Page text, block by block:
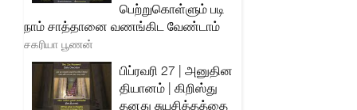
பெற்றுகொள்ளும் படி
நாம் சாத்தானை வணங்கிட வேண்டாம்
சகரியா பூணன்
பிப்ரவரி 27 | அனுதின
தியானம் | கிறிஸ்து
தனது சுயசித்தத்தை